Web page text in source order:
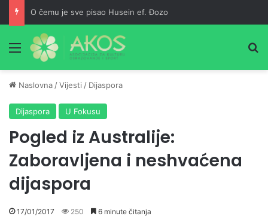
O čemu je sve pisao Husein ef. Đozo
Meni
Naslovna /Vijesti / Dijaspora
Dijaspora U Fokusu
Pogled iz Australije:
Zaboravljena i neshvaćena
dijaspora
17/01/2017 250 6 minute čitanja